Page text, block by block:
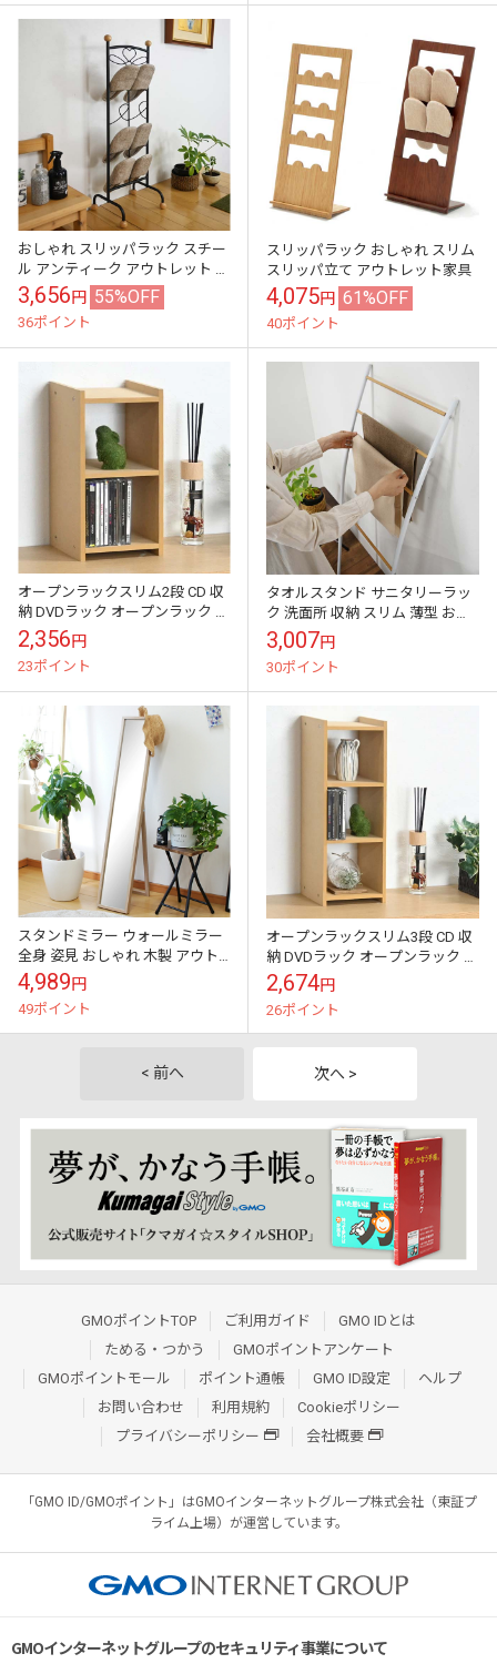
おしゃれ スリッパラック スチー
ル アンティーク アウトレット 訳
あり 在庫処分
3,656円 55%OFF
36ポイント
スリッパラック おしゃれ スリム
スリッパ立て アウトレット家具
4,075円 61%OFF
40ポイント
オープンラックスリム2段 CD 収
納 DVDラック オープンラック シ
ェルフ棚 収納 おしゃれ 訳あり
アウトレット家具
2,356円
23ポイント
タオルスタンド サニタリーラッ
ク 洗面所 収納 スリム 薄型 おし
ゃれ ラダーラック アウトレット
3,007円
30ポイント
スタンドミラー ウォールミラー
全身 姿見 おしゃれ 木製 アウト
レット家具
4,989円
49ポイント
オープンラックスリム3段 CD 収
納 DVDラック オープンラック シ
ェルフ棚 収納 おしゃれ 訳あり
アウトレット家具
2,674円
26ポイント
< 前へ 次へ >
GMOポイントTOP ご利用ガイド
GMO IDとは
ためる・つかう
GMOポイントアンケート
GMOポイントモール
ポイント通帳 GMO ID設定
ヘルプ
お問い合わせ
利用規約
Cookieポリシー
プライバシーポリシー
会社概要
「GMO ID/GMOポイント」はGMOインターネットグループ株式会社（東証プ
ライム上場）が運営しています。
GMOインターネットグループのセキュリティ事業について